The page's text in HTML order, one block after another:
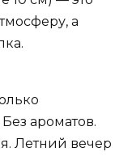
а
ароматов.
Летний вечер